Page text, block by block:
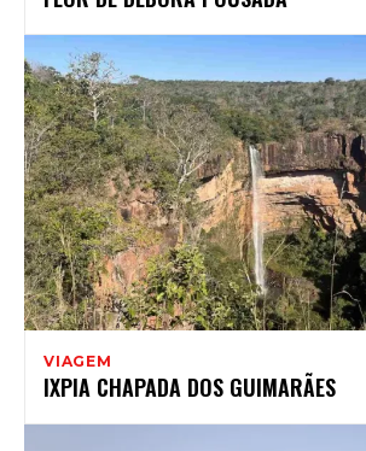
VIAGEM
IXPIA CHAPADA DOS GUIMARÃES